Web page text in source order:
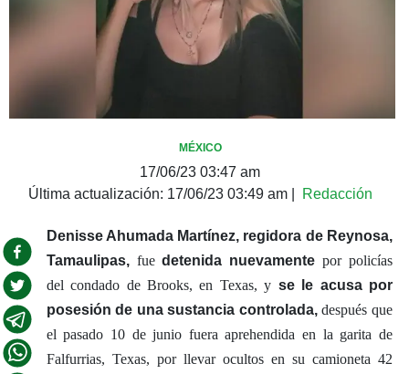
MÉXICO
17/06/23 03:47 am
Última actualización: 17/06/23 03:49 am| Redacción
Denisse Ahumada Martínez, regidora de Reynosa,
Tamaulipas,fuedetenida nuevamente por policías
del condado de Brooks, en Texas, y se le acusa por
posesión de una sustancia controlada,después que
el pasado 10 de junio fuera aprehendida en la garita de
Falfurrias, Texas, por llevar ocultos en su camioneta 42